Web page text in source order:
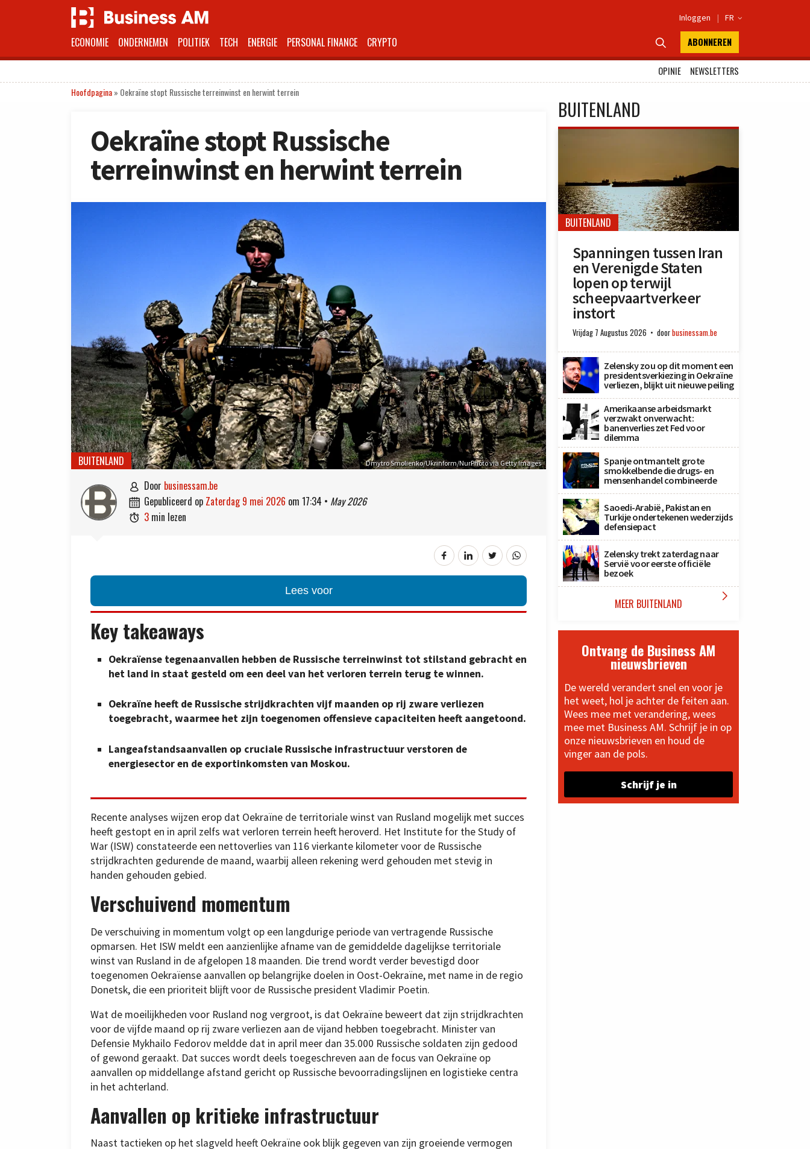
Inloggen | FR 
ECONOMIE ONDERNEMEN POLITIEK TECH ENERGIE PERSONAL FINANCE CRYPTO  ABONNEREN
OPINIE
NEWSLETTERS
Hoofdpagina» Oekraïne stopt Russische terreinwinst en herwint terrein
Oekraïne stopt Russische
terreinwinst en herwint terrein
Dmytro Smolienko/Ukrinform/NurPhoto via Getty Images
BUITENLAND
 door businessam.be
 gepubliceerd op zaterdag 9 mei 2026 om 17:34 • May 2026
 3 min lezen
Lees voor
Key takeaways
Oekraïense tegenaanvallen hebben de Russische terreinwinst tot stilstand gebracht en
het land in staat gesteld om een deel van het verloren terrein terug te winnen.
Oekraïne heeft de Russische strijdkrachten vijf maanden op rij zware verliezen
toegebracht, waarmee het zijn toegenomen offensieve capaciteiten heeft aangetoond.
Langeafstandsaanvallen op cruciale Russische infrastructuur verstoren de
energiesector en de exportinkomsten van Moskou.
Recente analyses wijzen erop dat Oekraïne de territoriale winst van Rusland mogelijk met succes
heeft gestopt en in april zelfs wat verloren terrein heeft heroverd. Het Institute for the Study of
War (ISW) constateerde een nettoverlies van 116 vierkante kilometer voor de Russische
strijdkrachten gedurende de maand, waarbij alleen rekening werd gehouden met stevig in
handen gehouden gebied.
Verschuivend momentum
De verschuiving in momentum volgt op een langdurige periode van vertragende Russische
opmarsen. Het ISW meldt een aanzienlijke afname van de gemiddelde dagelijkse territoriale
winst van Rusland in de afgelopen 18 maanden. Die trend wordt verder bevestigd door
toegenomen Oekraïense aanvallen op belangrijke doelen in Oost-Oekraïne, met name in de regio
Donetsk, die een prioriteit blijft voor de Russische president Vladimir Poetin.
Wat de moeilijkheden voor Rusland nog vergroot, is dat Oekraïne beweert dat zijn strijdkrachten
voor de vijfde maand op rij zware verliezen aan de vijand hebben toegebracht. Minister van
Defensie Mykhailo Fedorov meldde dat in april meer dan 35.000 Russische soldaten zijn gedood
of gewond geraakt. Dat succes wordt deels toegeschreven aan de focus van Oekraïne op
aanvallen op middellange afstand gericht op Russische bevoorradingslijnen en logistieke centra
in het achterland.
Aanvallen op kritieke infrastructuur
Naast tactieken op het slagveld heeft Oekraïne ook blijk gegeven van zijn groeiende vermogen
BUITENLAND
BUITENLAND
Spanningen tussen Iran
en Verenigde Staten
lopen op terwijl
scheepvaartverkeer
instort
Vrijdag 7 Augustus 2026 doorbusinessam.be
Zelensky zou op dit moment een
presidentsverkiezing in Oekraïne
verliezen, blijkt uit nieuwe peiling
Amerikaanse arbeidsmarkt
verzwakt onverwacht:
banenverlies zet Fed voor
dilemma
Spanje ontmantelt grote
smokkelbende die drugs- en
mensenhandel combineerde
Saoedi-Arabië, Pakistan en
Turkije ondertekenen wederzijds
defensiepact
Zelensky trekt zaterdag naar
Servië voor eerste officiële
bezoek
MEER BUITENLAND 
Ontvang de Business AM
nieuwsbrieven
De wereld verandert snel en voor je
het weet, hol je achter de feiten aan.
Wees mee met verandering, wees
mee met Business AM. Schrijf je in op
onze nieuwsbrieven en houd de
vinger aan de pols.
Schrijf je in